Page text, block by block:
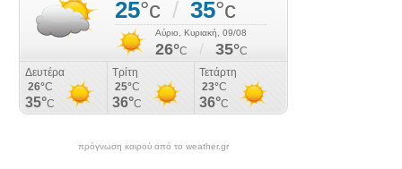
πρόγνωση καιρού από το weather.gr